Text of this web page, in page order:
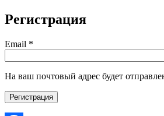
Регистрация
Email *
На ваш почтовый адрес будет
Регистрация